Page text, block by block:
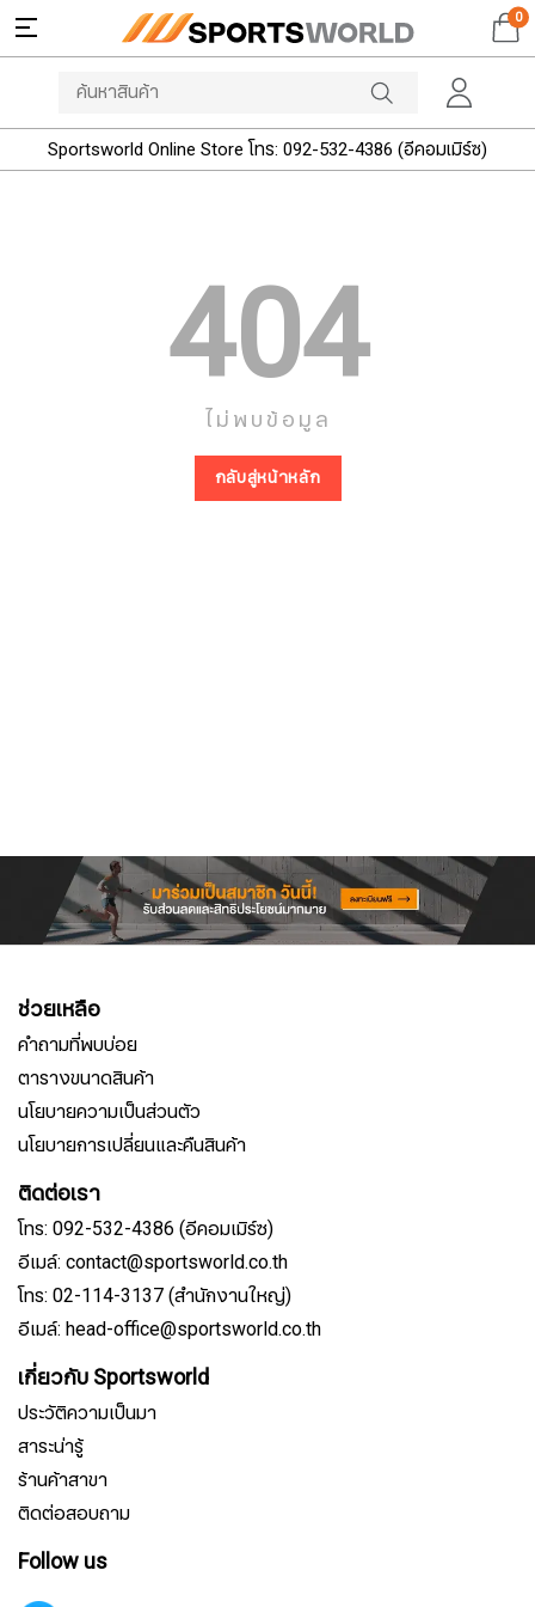
0
Sportsworld Online Store โทร: 092-532-4386 (อีคอมเมิร์ซ)
404
ไม่พบข้อมูล
กลับสู่หน้าหลัก
ช่วยเหลือ
คำถามที่พบบ่อย
ตารางขนาดสินค้า
นโยบายความเป็นส่วนตัว
นโยบายการเปลี่ยนและคืนสินค้า
ติดต่อเรา
โทร: 092-532-4386 (อีคอมเมิร์ซ)
อีเมล์: contact@sportsworld.co.th
โทร: 02-114-3137 (สำนักงานใหญ่)
อีเมล์: head-office@sportsworld.co.th
เกี่ยวกับ Sportsworld
ประวัติความเป็นมา
สาระน่ารู้
ร้านค้าสาขา
ติดต่อสอบถาม
Follow us